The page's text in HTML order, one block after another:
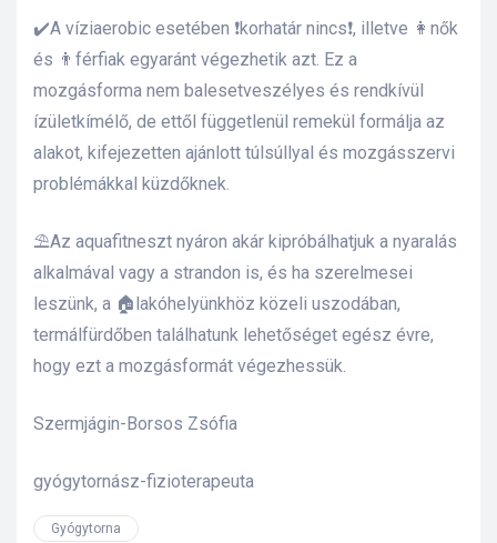
✔️A víziaerobic esetében ❗korhatár nincs❗, illetve 👩nők
és 👨férfiak egyaránt végezhetik azt. Ez a
mozgásforma nem balesetveszélyes és rendkívül
ízületkímélő, de ettől függetlenül remekül formálja az
alakot, kifejezetten ajánlott túlsúllyal és mozgásszervi
problémákkal küzdőknek.
⛱️Az aquafitneszt nyáron akár kipróbálhatjuk a nyaralás
alkalmával vagy a strandon is, és ha szerelmesei
leszünk, a 🏠lakóhelyünkhöz közeli uszodában,
termálfürdőben találhatunk lehetőséget egész évre,
hogy ezt a mozgásformát végezhessük.
Szermjágin-Borsos Zsófia
gyógytornász-fizioterapeuta
Gyógytorna